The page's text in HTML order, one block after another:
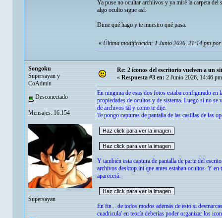
Ya puse no ocultar archiivos y ya miré la carpeta
algo oculto sigue así.
Dime qué hago y te muestro qué pasa.
«Última modificación: 1 Junio 2026, 21:14 pm por
Songoku
Supersayan y
CoAdmin
Desconectado
Mensajes: 16.154
Supersayan
Re: 2 íconos del escritorio vuelven a un
« Respuesta #3 en: 2 Junio 2026, 14:46
En ninguna de esas dos fotos estaba configurado
propiedades de ocultos y de sistema. Luego si no se
de archivos tal y como te dije.
Te pongo capturas de pantalla de las casillas de las
Y también esta captura de pantalla de parte del
archivos desktop.ini que antes estaban ocultos. Y
aparecerá.
En fin... de todos modos además de esto si
cuadricula' en teoría deberías poder organizar los